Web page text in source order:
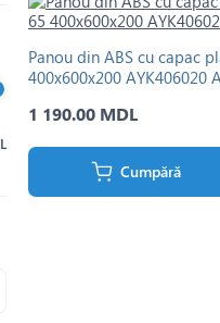
Panou din ABS cu capac
400x600x200 AYK406020
1 190.00 MDL
Cumpără